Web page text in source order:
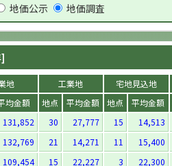
地価公示 地価調査
地 工業地 宅地見込地
均金額 地点 平均金額 地点 平均金額
131,852 30 27,777 15 14,513
132,769 21 14,271 11 15,400
109,454 15 22,227 3 22,300